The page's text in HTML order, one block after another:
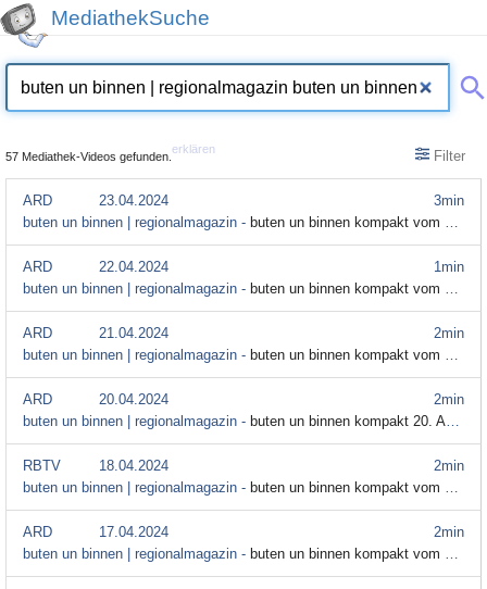
MediathekSuche
57 Mediathek-Videos gefunden.
erklären Filter
3min
ARD
23.04.2024
buten un binnen | regionalmagazin - buten un binnen kompakt vom 23. April
1min
ARD
22.04.2024
buten un binnen | regionalmagazin - buten un binnen kompakt vom 22. April
2min
ARD
21.04.2024
buten un binnen | regionalmagazin - buten un binnen kompakt vom 21. April
2min
ARD
20.04.2024
buten un binnen | regionalmagazin - buten un binnen kompakt 20. April 2024
2min
RBTV
18.04.2024
buten un binnen | regionalmagazin - buten un binnen kompakt vom 18. April
2min
ARD
17.04.2024
buten un binnen | regionalmagazin - buten un binnen kompakt vom 17. April